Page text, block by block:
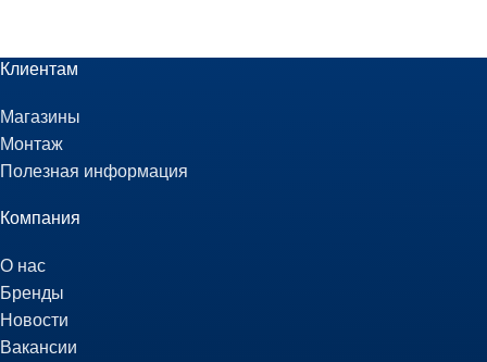
Клиентам
Магазины
Монтаж
Полезная информация
Компания
О нас
Бренды
Новости
Вакансии